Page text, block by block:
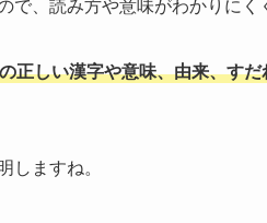
で、読み方や意味がわかりにく
正しい漢字や意味、由来、すだ
しますね。